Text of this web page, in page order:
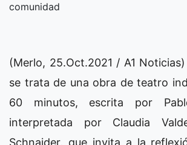
comunidad
(Merlo, 25.Oct.2021 / A1
se trata de una obra de teatro
60 minutos, escrita por
interpretada por Claudia